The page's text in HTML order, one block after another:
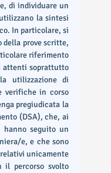
di individuare un
la sintesi
In particolare, si
della prove scritte,
riferimento
attenti soprattutto
utilizzazione di
verifiche in corso
pregiudicata la
(DSA), che, ai
hanno seguito un
e, e che sono
unicamente
il percorso svolto